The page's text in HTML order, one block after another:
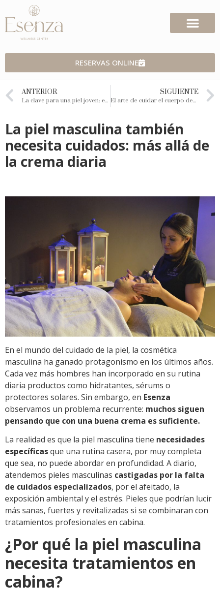
RESERVAS ONLINE
ANTERIOR
La clave para una piel joven: estimular el colágeno a tiempo
SIGUIENTE
El arte de cuidar el cuerpo desde la escucha: nuestra filosofía en Esenza
La piel masculina también
necesita cuidados: más allá de
la crema diaria
En el mundo del cuidado de la piel, la cosmética
masculina ha ganado protagonismo en los últimos años.
Cada vez más hombres han incorporado en su rutina
diaria productos como hidratantes, sérums o
protectores solares. Sin embargo, en Esenza
observamos un problema recurrente: muchos siguen
pensando que con una buena crema es suficiente.
La realidad es que la piel masculina tiene necesidades
específicasque una rutina casera, por muy completa
que sea, no puede abordar en profundidad. A diario,
atendemos pieles masculinas castigadas por la falta
de cuidados especializados, por el afeitado, la
exposición ambiental y el estrés. Pieles que podrían lucir
más sanas, fuertes y revitalizadas si se combinaran con
tratamientos profesionales en cabina.
¿Por qué la piel masculina
necesita tratamientos en
cabina?